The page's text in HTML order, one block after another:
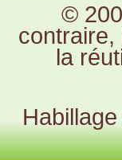
©
contraire,
la